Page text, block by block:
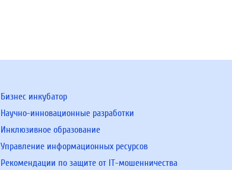
Бизнес инкубатор
Научно-инновационные разработки
Инклюзивное образование
Управление информационных ресурсов
Рекомендации по защите от IT-мошенничества